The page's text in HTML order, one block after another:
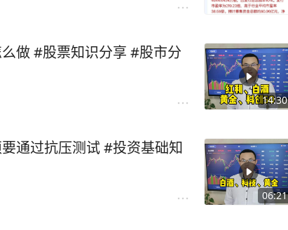
8月12日。也就是说在8月12日
14:30
做 #股票知识分享 #股市分
06:21
通过抗压测试 #投资基础知